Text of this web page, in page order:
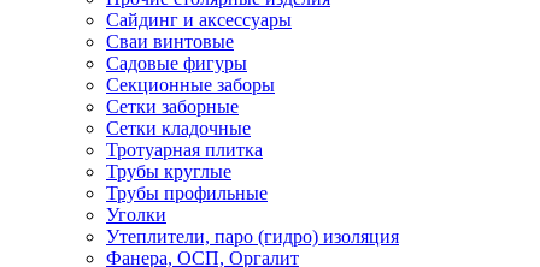
Сайдинг и аксессуары
Сваи винтовые
Садовые фигуры
Секционные заборы
Сетки заборные
Сетки кладочные
Тротуарная плитка
Трубы круглые
Трубы профильные
Уголки
Утеплители, паро (гидро) изоляция
Фанера, ОСП, Оргалит